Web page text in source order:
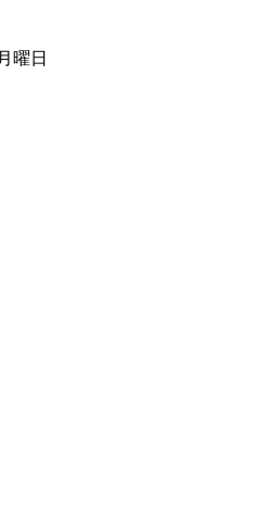
曜日